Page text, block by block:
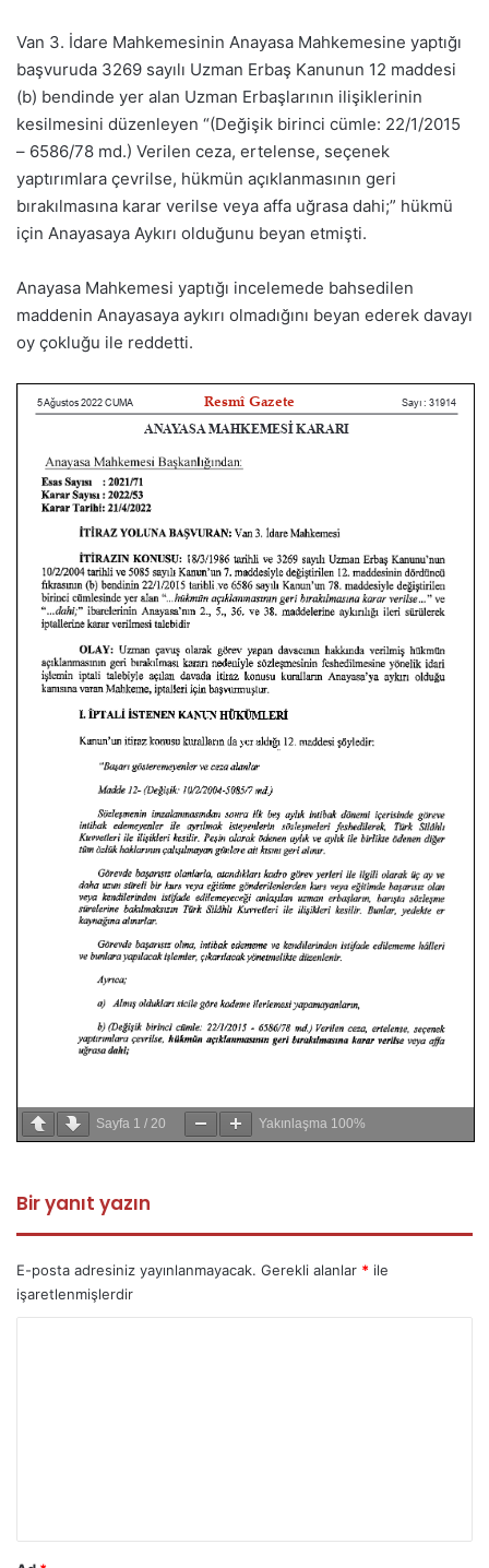
Van 3. İdare Mahkemesinin Anayasa Mahkemesine yaptığı
başvuruda 3269 sayılı Uzman Erbaş Kanunun 12 maddesi
(b) bendinde yer alan Uzman Erbaşlarının ilişiklerinin
kesilmesini düzenleyen “(Değişik birinci cümle: 22/1/2015
– 6586/78 md.) Verilen ceza, ertelense, seçenek
yaptırımlara çevrilse, hükmün açıklanmasının geri
bırakılmasına karar verilse veya affa uğrasa dahi;” hükmü
için Anayasaya Aykırı olduğunu beyan etmişti.
Anayasa Mahkemesi yaptığı incelemede bahsedilen
maddenin Anayasaya aykırı olmadığını beyan ederek davayı
oy çokluğu ile reddetti.
Sayfa 1 / 20 Yakınlaşma 100%
Bir yanıt yazın
E-posta adresiniz yayınlanmayacak. Gerekli alanlar * ile
işaretlenmişlerdir